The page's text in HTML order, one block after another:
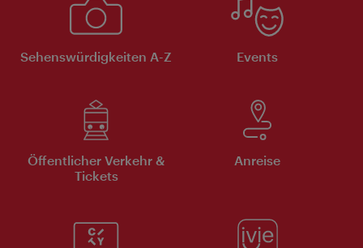
Sehenswürdigkeiten A-Z Events
Öffentlicher Verkehr &
Tickets
Anreise